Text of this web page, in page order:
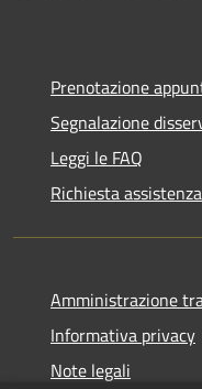
Prenotazione
Segnalazione
Leggi le FAQ
Richiesta assistenza
Amministrazione
Informativa privacy
Note legali